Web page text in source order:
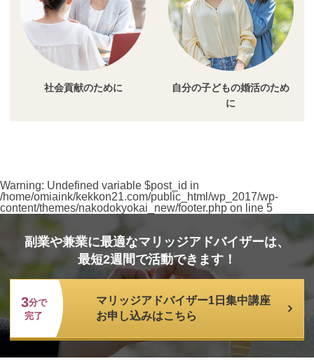
社会貢献のために
自分の子どもの婚活のため
に
Warning: Undefined variable $post_id in
/home/omiaink/kekkon21.com/public_html/wp_2017/wp-
content/themes/nakodokyokai_new/footer.php on line 5
副業や兼業に最適なマリッジアドバイザーは、
最短2週間で活動できます！
3分で
完了
マリッジアドバイザー1日集中講座
お申し込みはこちら